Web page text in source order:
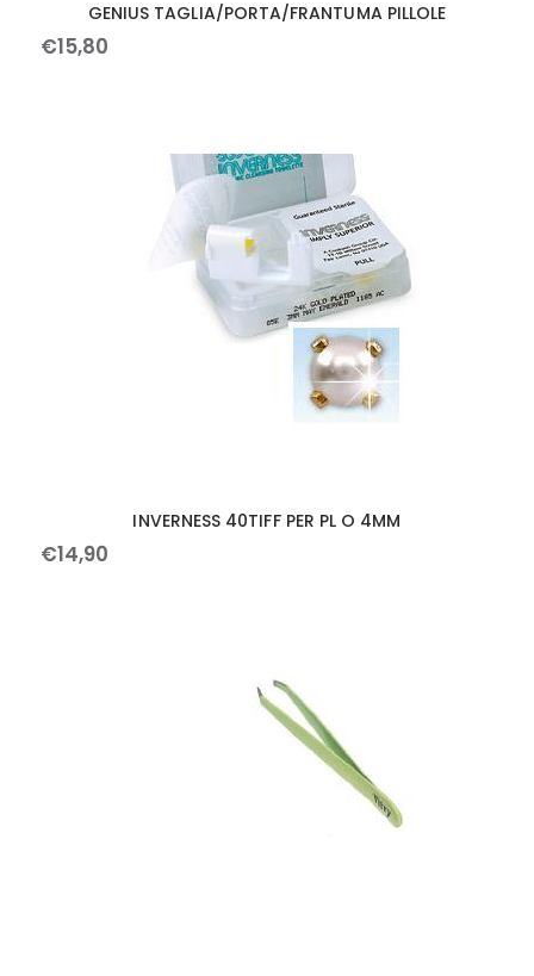
GENIUS TAGLIA/PORTA/FRANTUMA PILLOLE
€15,80
INVERNESS 40TIFF PER PL O 4MM
€14,90